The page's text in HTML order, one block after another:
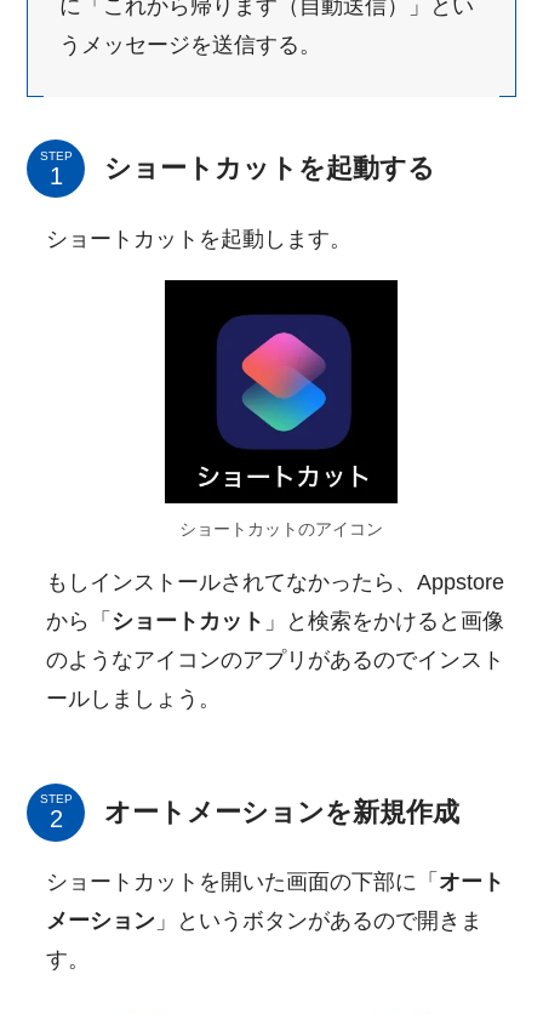
に「これから帰ります（自動送信）」とい
うメッセージを送信する。
STEP ショートカットを起動する
ショートカットを起動します。
ショートカットのアイコン
もしインストールされてなかったら、Appstore
から「 ショートカット 」と検索をかけると画像
のようなアイコンのアプリがあるのでインスト
ールしましょう。
STEP オートメーションを新規作成
ショートカットを開いた画面の下部に「 オート
メーション 」というボタンがあるので開きま
す。